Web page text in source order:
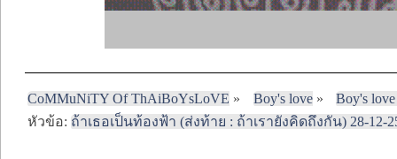
CoMMuNiTY Of ThAiBoYsLoVE » Boy's love»
Boy's
หัวข้อ: ถ้าเธอเป็นท้องฟ้า (ส่งท้าย : ถ้าเรายังคิดถึงกัน) 28-12-